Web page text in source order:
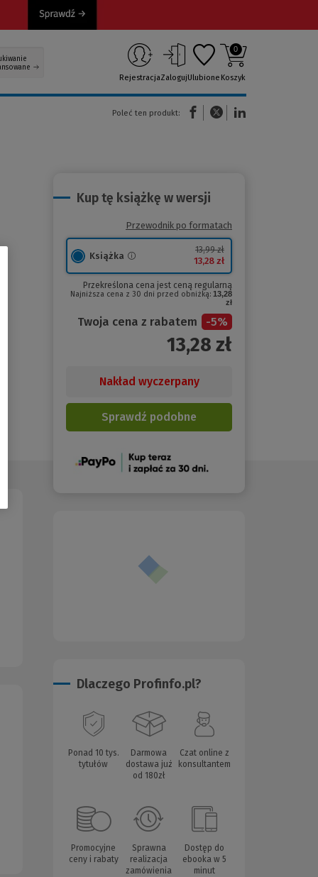
RejestracjaZalogujUlubione
0
Koszyk
Poleć ten produkt:
(Nowe okno)(Link do innej strony)
Kup tę książkę w wersji
Przewodnik po formatach
Książka
13,99 zł
13,28 zł
Przekreślona cena jest ceną regularną
Najniższa cena z 30 dni przed obniżką: 13,28
zł
Twoja cena z rabatem -5%
13,28 zł
Nakład wyczerpany
Sprawdź podobne
(Nowe
Dlaczego Profinfo.pl?
Ponad 10 tys.
tytułów
Darmowa
dostawa już
od 180zł
Czat online z
konsultantem
Promocyjne
ceny i rabaty
Sprawna
realizacja
zamówienia
Dostęp do
ebooka w 5
minut